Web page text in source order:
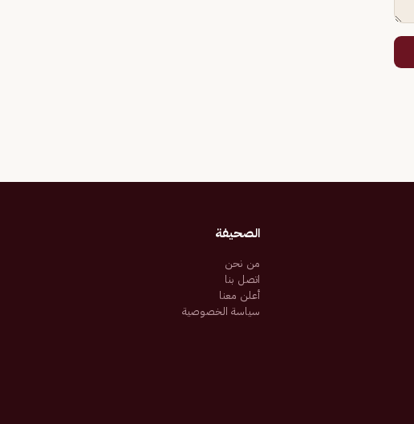
الصحيفة
من نحن
اتصل بنا
أعلن معنا
سياسة الخصوصية